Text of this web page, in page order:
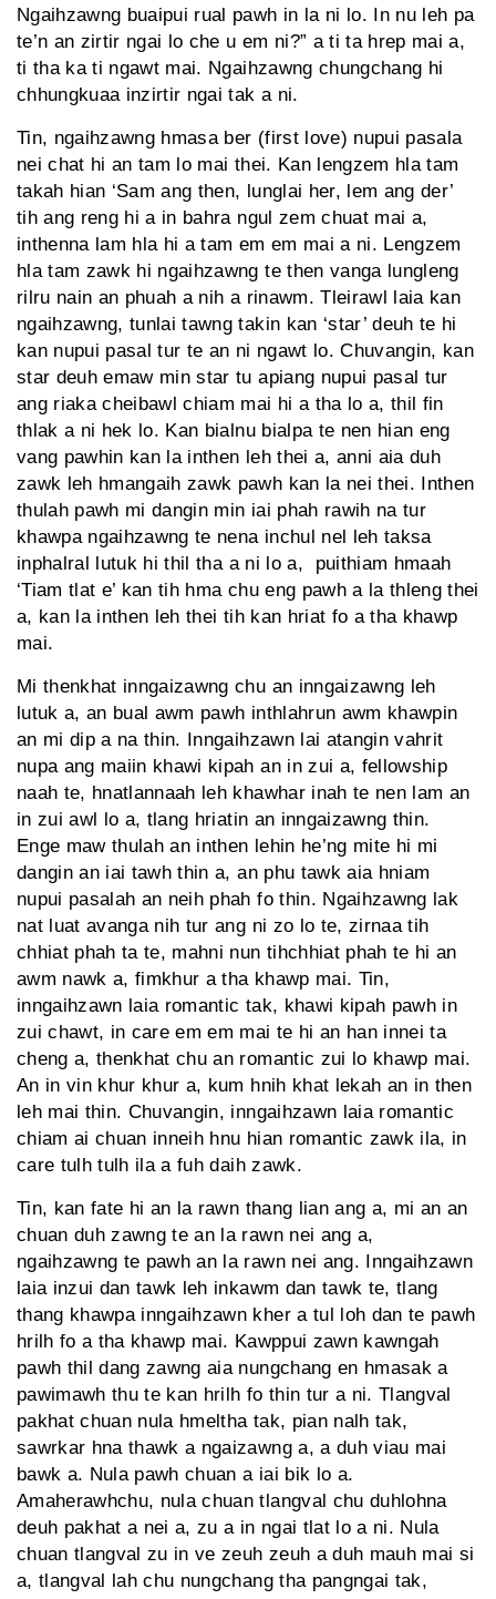
Ngaihzawng buaipui rual pawh in la ni lo. In nu leh pa
te’n an zirtir ngai lo che u em ni?” a ti ta hrep mai a,
ti tha ka ti ngawt mai. Ngaihzawng chungchang hi
chhungkuaa inzirtir ngai tak a ni.
Tin, ngaihzawng hmasa ber (first love) nupui pasala
nei chat hi an tam lo mai thei. Kan lengzem hla tam
takah hian ‘Sam ang then, lunglai her, lem ang der’
tih ang reng hi a in bahra ngul zem chuat mai a,
inthenna lam hla hi a tam em em mai a ni. Lengzem
hla tam zawk hi ngaihzawng te then vanga lungleng
rilru nain an phuah a nih a rinawm. Tleirawl laia kan
ngaihzawng, tunlai tawng takin kan ‘star’ deuh te hi
kan nupui pasal tur te an ni ngawt lo. Chuvangin, kan
star deuh emaw min star tu apiang nupui pasal tur
ang riaka cheibawl chiam mai hi a tha lo a, thil fin
thlak a ni hek lo. Kan bialnu bialpa te nen hian eng
vang pawhin kan la inthen leh thei a, anni aia duh
zawk leh hmangaih zawk pawh kan la nei thei. Inthen
thulah pawh mi dangin min iai phah rawih na tur
khawpa ngaihzawng te nena inchul nel leh taksa
inphalral lutuk hi thil tha a ni lo a, puithiam hmaah
‘Tiam tlat e’ kan tih hma chu eng pawh a la thleng thei
a, kan la inthen leh thei tih kan hriat fo a tha khawp
mai.
Mi thenkhat inngaizawng chu an inngaizawng leh
lutuk a, an bual awm pawh inthlahrun awm khawpin
an mi dip a na thin. Inngaihzawn lai atangin vahrit
nupa ang maiin khawi kipah an in zui a, fellowship
naah te, hnatlannaah leh khawhar inah te nen lam an
in zui awl lo a, tlang hriatin an inngaizawng thin.
Enge maw thulah an inthen lehin he’ng mite hi mi
dangin an iai tawh thin a, an phu tawk aia hniam
nupui pasalah an neih phah fo thin. Ngaihzawng lak
nat luat avanga nih tur ang ni zo lo te, zirnaa tih
chhiat phah ta te, mahni nun tihchhiat phah te hi an
awm nawk a, fimkhur a tha khawp mai. Tin,
inngaihzawn laia romantic tak, khawi kipah pawh in
zui chawt, in care em em mai te hi an han innei ta
cheng a, thenkhat chu an romantic zui lo khawp mai.
An in vin khur khur a, kum hnih khat lekah an in then
leh mai thin. Chuvangin, inngaihzawn laia romantic
chiam ai chuan inneih hnu hian romantic zawk ila, in
care tulh tulh ila a fuh daih zawk.
Tin, kan fate hi an la rawn thang lian ang a, mi an an
chuan duh zawng te an la rawn nei ang a,
ngaihzawng te pawh an la rawn nei ang. Inngaihzawn
laia inzui dan tawk leh inkawm dan tawk te, tlang
thang khawpa inngaihzawn kher a tul loh dan te pawh
hrilh fo a tha khawp mai. Kawppui zawn kawngah
pawh thil dang zawng aia nungchang en hmasak a
pawimawh thu te kan hrilh fo thin tur a ni. Tlangval
pakhat chuan nula hmeltha tak, pian nalh tak,
sawrkar hna thawk a ngaizawng a, a duh viau mai
bawk a. Nula pawh chuan a iai bik lo a.
Amaherawhchu, nula chuan tlangval chu duhlohna
deuh pakhat a nei a, zu a in ngai tlat lo a ni. Nula
chuan tlangval zu in ve zeuh zeuh a duh mauh mai si
a, tlangval lah chu nungchang tha pangngai tak,